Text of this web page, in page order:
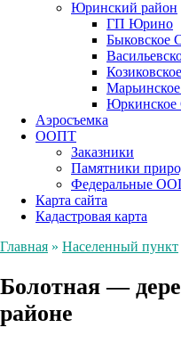
Юринский район
ГП Юрино
Быковское
Аэросъемка
ООПТ
Заказники
Памятники
Федеральные
Карта сайта
Кадастровая карта
Главная » Населенный пункт
Болотная —
районе